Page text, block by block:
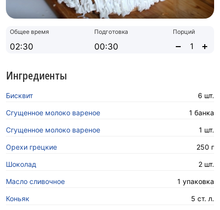
Общее время
02:30
Подготовка
00:30
Порций
Ингредиенты
Бисквит 6 шт.
Сгущенное молоко вареное 1 банка
Сгущенное молоко вареное 1 шт.
Орехи грецкие 250 г
Шоколад 2 шт.
Масло сливочное 1 упаковка
Коньяк 5 ст. л.